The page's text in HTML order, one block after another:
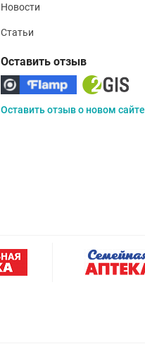
Новости
Статьи
Оставить отзыв
Оставить отзыв о новом сайте